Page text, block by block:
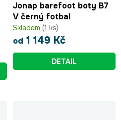
Jonap barefoot boty B7
V černý fotbal
Skladem (1 ks)
od 1 149 Kč
DETAIL